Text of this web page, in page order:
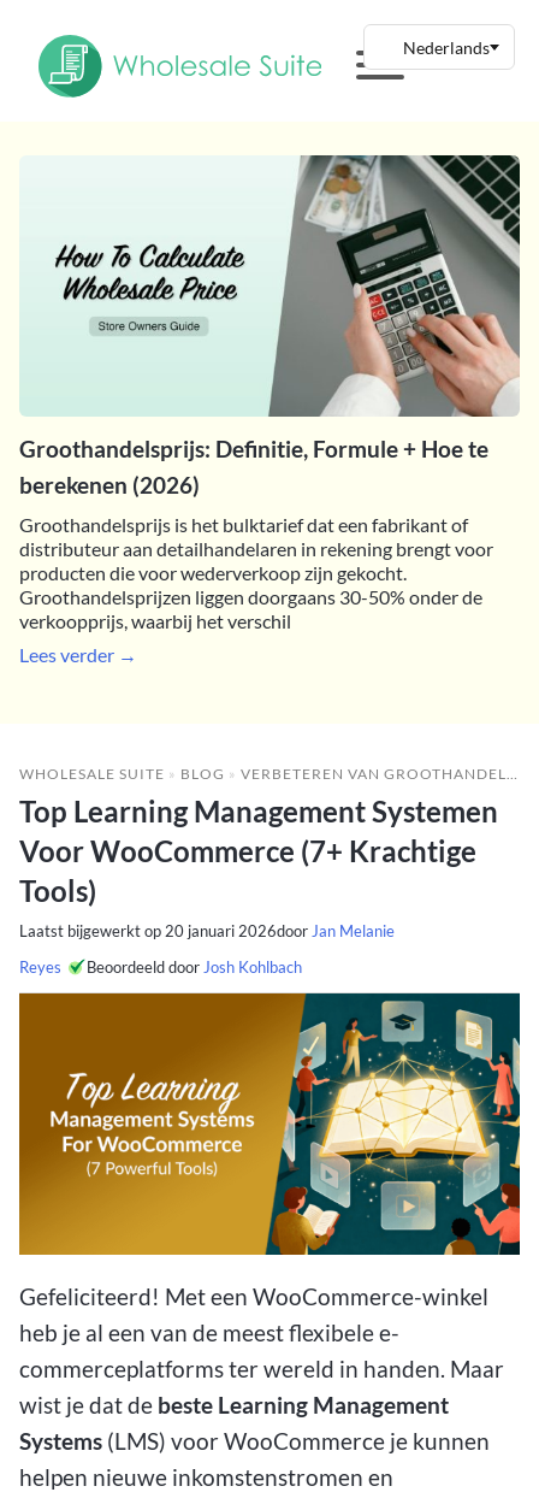
Groothandelsprijs: Definitie, Formule + Hoe te
berekenen (2026)
Groothandelsprijs is het bulktarief dat een fabrikant of
distributeur aan detailhandelaren in rekening brengt voor
producten die voor wederverkoop zijn gekocht.
Groothandelsprijzen liggen doorgaans 30-50% onder de
verkoopprijs, waarbij het verschil
Lees verder →
WHOLESALE SUITE » BLOG » VERBETEREN VAN GROOTHANDELSRESULTATEN
Top Learning Management Systemen
Voor WooCommerce (7+ Krachtige
Tools)
Laatst bijgewerkt op 20 januari 2026door Jan Melanie
Reyes
Beoordeeld door Josh Kohlbach
Gefeliciteerd! Met een WooCommerce-winkel
heb je al een van de meest flexibele e-
commerceplatforms ter wereld in handen. Maar
wist je dat de beste Learning Management
Systems (LMS) voor WooCommerce je kunnen
helpen nieuwe inkomstenstromen en